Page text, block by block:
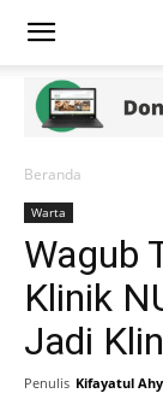
Beranda
Warta
Wagub
Klinik
Jadi
Penulis Kifayatul